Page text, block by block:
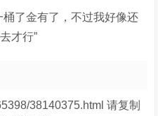
了金有了，不过我好像还
才行”
38140375.html 请复制